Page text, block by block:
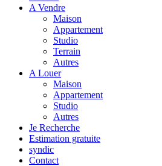
A Vendre
Maison
Appartement
Studio
Terrain
Autres
A Louer
Maison
Appartement
Studio
Autres
Je Recherche
Estimation gratuite
syndic
Contact